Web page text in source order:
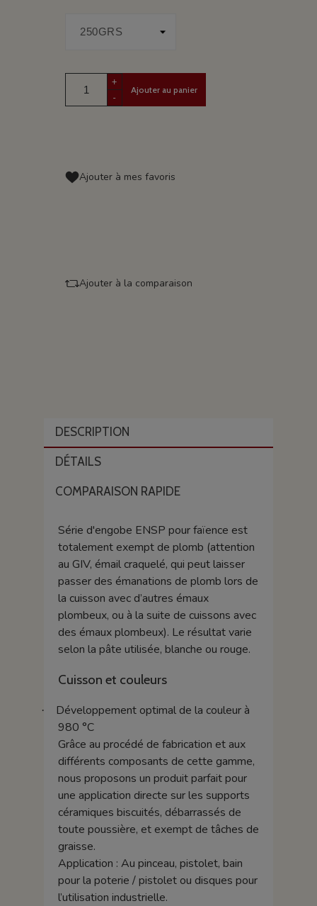
+
-
Ajouter au panier
Ajouter à mes favoris
Ajouter à la comparaison
DESCRIPTION
DÉTAILS
COMPARAISON RAPIDE
Série d'engobe ENSP pour faïence est
totalement exempt de plomb (attention
au GIV, émail craquelé, qui peut laisser
passer des émanations de plomb lors de
la cuisson avec d’autres émaux
plombeux, ou à la suite de cuissons avec
des émaux plombeux). Le résultat varie
selon la pâte utilisée, blanche ou rouge.
Cuisson et couleurs
·
Développement optimal de la couleur à
980 °C
Grâce au procédé de fabrication et aux
différents composants de cette gamme,
nous proposons un produit parfait pour
une application directe sur les supports
céramiques biscuités, débarrassés de
toute poussière, et exempt de tâches de
graisse.
Application : Au pinceau, pistolet, bain
pour la poterie / pistolet ou disques pour
l’utilisation industrielle.